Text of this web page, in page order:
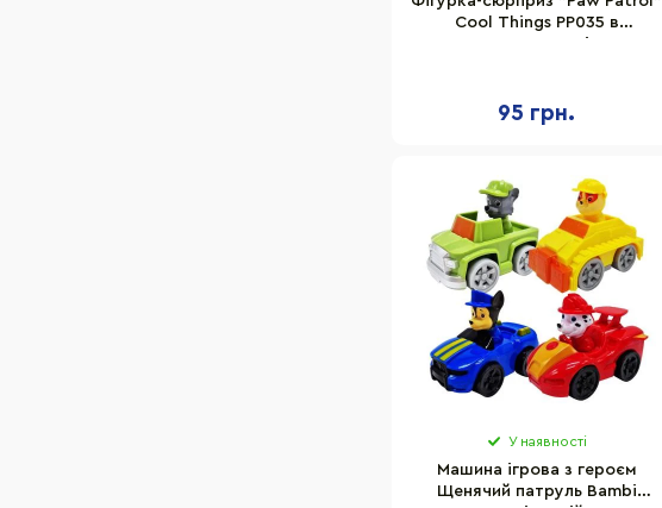
Cool Things PP035 в
95 грн.
У наявності
Машина ігрова з героєм
Щенячий патруль Bambi